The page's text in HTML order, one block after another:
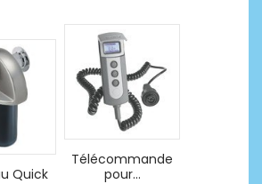
Quick
Télécommande
pour...